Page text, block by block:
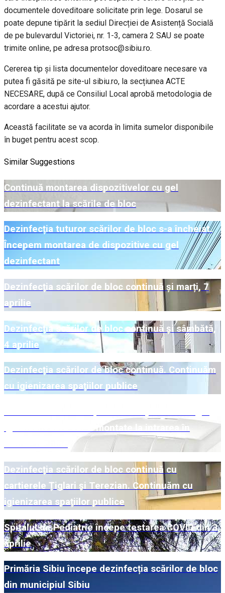
documentele doveditoare solicitate prin lege. Dosarul se
poate depune tipărit la sediul Direcției de Asistență Socială
de pe bulevardul Victoriei, nr. 1-3, camera 2 SAU se poate
trimite online, pe adresa protsoc@sibiu.ro.
Cererea tip și lista documentelor doveditoare necesare va
putea fi găsită pe site-ul sibiu.ro, la secțiunea ACTE
NECESARE, după ce Consiliul Local aprobă metodologia de
acordare a acestui ajutor.
Această facilitate se va acorda în limita sumelor disponibile
în buget pentru acest scop.
Similar Suggestions
Continuă montarea dispozitivelor cu gel
dezinfectant la scările de bloc
Dezinfecția tuturor scărilor de bloc s-a încheiat.
Începem montarea de dispozitive cu gel
dezinfectant
Dezinfecția scărilor de bloc continuă și marți, 7
aprilie
Dezinfecția scărilor de bloc continuă și sâmbătă,
4 aprilie
Dezinfecția scărilor de bloc continuă. Continuăm
cu igienizarea spațiilor publice
igienizant care vor fi montate la intrarea în
Dezinfecția scărilor de bloc continuă cu
cartierele Țiglari și Terezian. Continuăm cu
igienizarea spațiilor publice
Spitalul de Pediatrie începe testarea COVID din 3
aprilie
Primăria Sibiu începe dezinfecția scărilor de bloc
din municipiul Sibiu